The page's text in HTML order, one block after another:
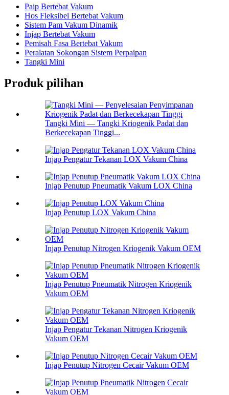
Paip Bertebat Vakum
Hos Fleksibel Bertebat Vakum
Sistem Pam Vakum Dinamik
Injap Bertebat Vakum
Pemisah Fasa Bertebat Vakum
Peralatan Sokongan Sistem Perpaipan
Tangki Mini
Produk pilihan
Tangki Mini — Tangki Kriogenik Padat dan
Berkecekapan Tinggi...
Injap Pengatur Tekanan LOX Vakum China
Injap Penutup Pneumatik Vakum LOX China
Injap Penutup LOX Vakum China
Injap Penutup Nitrogen Kriogenik Vakum OEM
Injap Penutup Pneumatik Nitrogen Kriogenik
Vakum OEM
Injap Pengatur Tekanan Nitrogen Kriogenik
Vakum OEM
Injap Penutup Nitrogen Cecair Vakum OEM